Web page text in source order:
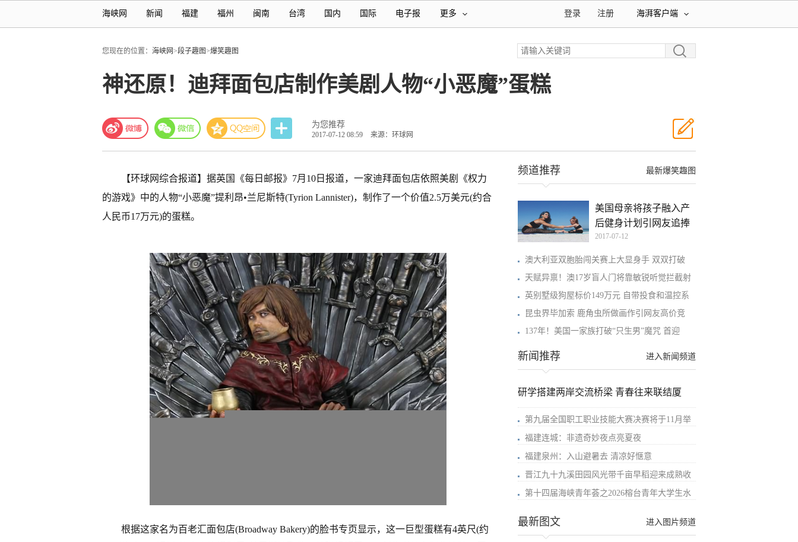
海峡网 新闻 福建 福州 闽南 台湾 国内 国际 电子报 更多 海湃客户端
注册
登录
您现在的位置： 海峡网>段子趣图>爆笑趣图
神还原！迪拜面包店制作美剧人物“小恶魔”蛋糕
为您推荐
2017-07-12 08:59 来源：环球网
【环球网综合报道】据英国《每日邮报》7月10日报道，一家迪拜面包店依照美剧《权力
的游戏》中的人物“小恶魔”提利昂•兰尼斯特(Tyrion Lannister)，制作了一个价值2.5万美元(约合
人民币17万元)的蛋糕。
根据这家名为百老汇面包店(Broadway Bakery)的脸书专页显示，这一巨型蛋糕有4英尺(约
最新爆笑趣图
频道推荐
美国母亲将孩子融入产
后健身计划引网友追捧
2017-07-12
澳大利亚双胞胎闯关赛上大显身手 双双打破
天赋异禀！澳17岁盲人门将靠敏锐听觉拦截射
英别墅级狗屋标价149万元 自带投食和温控系
昆虫界毕加索 鹿角虫所做画作引网友高价竞
137年！美国一家族打破“只生男”魔咒 首迎
进入新闻频道
新闻推荐
研学搭建两岸交流桥梁 青春往来联结厦
第九届全国职工职业技能大赛决赛将于11月举
福建连城：非遗奇妙夜点亮夏夜
福建泉州：入山避暑去 清凉好惬意
晋江九十九溪田园风光带千亩早稻迎来成熟收
第十四届海峡青年荟之2026榕台青年大学生水
进入图片频道
最新图文